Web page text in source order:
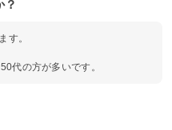
？
す。
代の方が多いです。